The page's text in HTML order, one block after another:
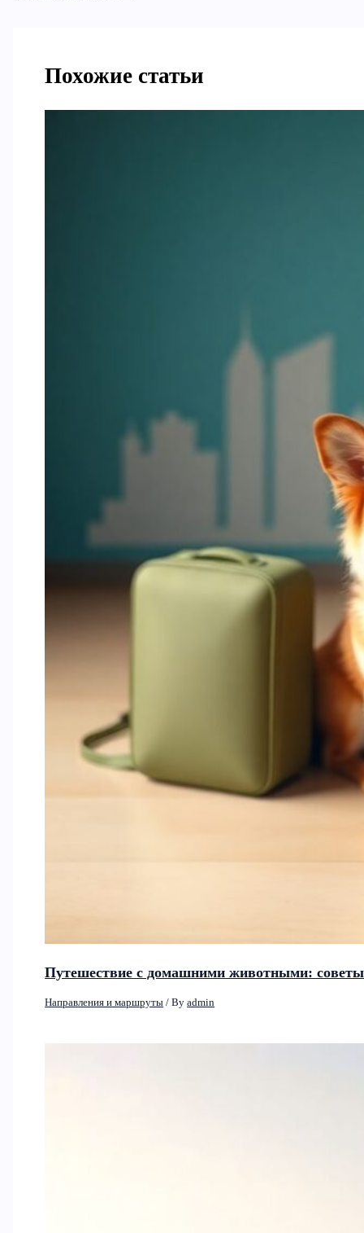
Похожие статьи
Путешествие с домашними животными:
Направления и маршруты / Byadmin